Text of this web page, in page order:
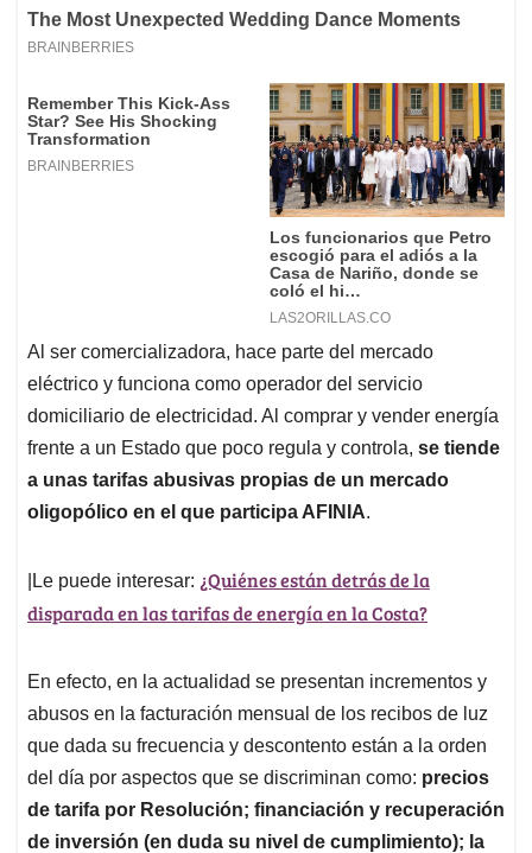
Al ser comercializadora, hace parte del mercado
eléctrico y funciona como operador del servicio
domiciliario de electricidad. Al comprar y vender energía
frente a un Estado que poco regula y controla, se tiende
a unas tarifas abusivas propias de un mercado
oligopólico en el que participa AFINIA.
|Le puede interesar: ¿Quiénes están detrás de la
disparada en las tarifas de energía en la Costa?
En efecto, en la actualidad se presentan incrementos y
abusos en la facturación mensual de los recibos de luz
que dada su frecuencia y descontento están a la orden
del día por aspectos que se discriminan como: precios
de tarifa por Resolución; financiación y recuperación
de inversión (en duda su nivel de cumplimiento); la